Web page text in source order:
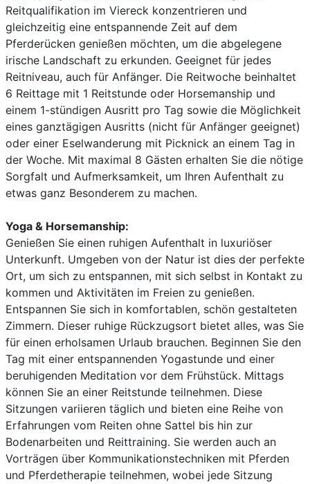
Reitqualifikation im Viereck konzentrieren und
gleichzeitig eine entspannende Zeit auf dem
Pferderücken genießen möchten, um die abgelegene
irische Landschaft zu erkunden. Geeignet für jedes
Reitniveau, auch für Anfänger. Die Reitwoche beinhaltet
6 Reittage mit 1 Reitstunde oder Horsemanship und
einem 1-stündigen Ausritt pro Tag sowie die Möglichkeit
eines ganztägigen Ausritts (nicht für Anfänger geeignet)
oder einer Eselwanderung mit Picknick an einem Tag in
der Woche. Mit maximal 8 Gästen erhalten Sie die nötige
Sorgfalt und Aufmerksamkeit, um Ihren Aufenthalt zu
etwas ganz Besonderem zu machen.
Yoga & Horsemanship:
Genießen Sie einen ruhigen Aufenthalt in luxuriöser
Unterkunft. Umgeben von der Natur ist dies der perfekte
Ort, um sich zu entspannen, mit sich selbst in Kontakt zu
kommen und Aktivitäten im Freien zu genießen.
Entspannen Sie sich in komfortablen, schön gestalteten
Zimmern. Dieser ruhige Rückzugsort bietet alles, was Sie
für einen erholsamen Urlaub brauchen. Beginnen Sie den
Tag mit einer entspannenden Yogastunde und einer
beruhigenden Meditation vor dem Frühstück. Mittags
können Sie an einer Reitstunde teilnehmen. Diese
Sitzungen variieren täglich und bieten eine Reihe von
Erfahrungen vom Reiten ohne Sattel bis hin zur
Bodenarbeiten und Reittraining. Sie werden auch an
Vorträgen über Kommunikationstechniken mit Pferden
und Pferdetherapie teilnehmen, wobei jede Sitzung